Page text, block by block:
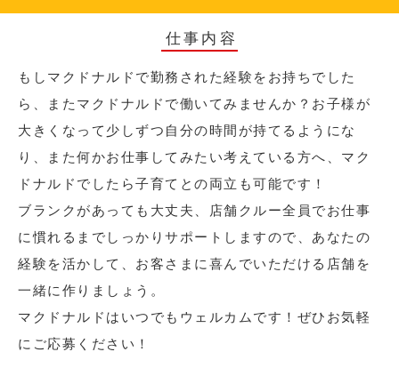
仕事内容
もしマクドナルドで勤務された経験をお持ちでした
ら、またマクドナルドで働いてみませんか？お子様が
大きくなって少しずつ自分の時間が持てるようにな
り、また何かお仕事してみたい考えている方へ、マク
ドナルドでしたら子育てとの両立も可能です！
ブランクがあっても大丈夫、店舗クルー全員でお仕事
に慣れるまでしっかりサポートしますので、あなたの
経験を活かして、お客さまに喜んでいただける店舗を
一緒に作りましょう。
マクドナルドはいつでもウェルカムです！ぜひお気軽
にご応募ください！